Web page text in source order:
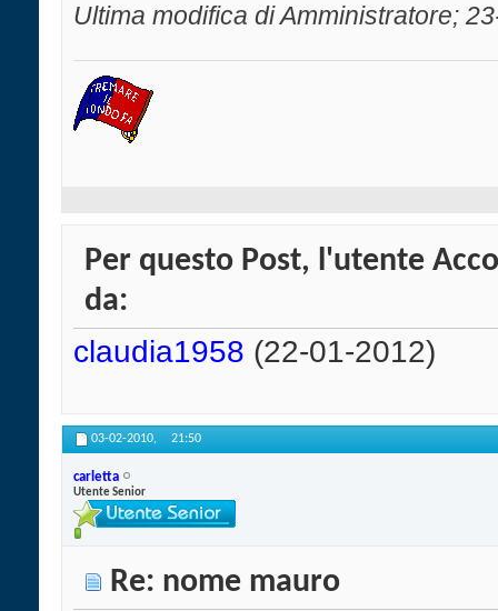
Ultima modifica di Amministratore;
Per questo Post, l'utente
da:
claudia1958 (22-01-2012)
03-02-2010, 21:50
carletta
Utente Senior
Re: nome mauro